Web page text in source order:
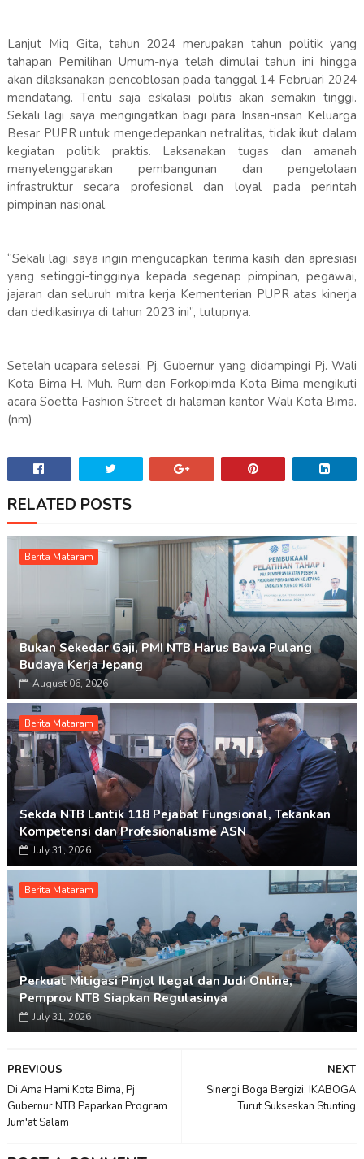
Lanjut Miq Gita, tahun 2024 merupakan tahun politik yang
tahapan Pemilihan Umum-nya telah dimulai tahun ini hingga
akan dilaksanakan pencoblosan pada tanggal 14 Februari 2024
mendatang. Tentu saja eskalasi politis akan semakin tinggi.
Sekali lagi saya mengingatkan bagi para Insan-insan Keluarga
Besar PUPR untuk mengedepankan netralitas, tidak ikut dalam
kegiatan politik praktis. Laksanakan tugas dan amanah
menyelenggarakan pembangunan dan pengelolaan
infrastruktur secara profesional dan loyal pada perintah
pimpinan nasional.
“Sekali lagi saya ingin mengucapkan terima kasih dan apresiasi
yang setinggi-tingginya kepada segenap pimpinan, pegawai,
jajaran dan seluruh mitra kerja Kementerian PUPR atas kinerja
dan dedikasinya di tahun 2023 ini”, tutupnya.
Setelah ucapara selesai, Pj. Gubernur yang didampingi Pj. Wali
Kota Bima H. Muh. Rum dan Forkopimda Kota Bima mengikuti
acara Soetta Fashion Street di halaman kantor Wali Kota Bima.
(nm)
RELATED POSTS
Berita Mataram
Bukan Sekedar Gaji, PMI NTB Harus Bawa Pulang
Budaya Kerja Jepang
August 06, 2026
Berita Mataram
Sekda NTB Lantik 118 Pejabat Fungsional, Tekankan
Kompetensi dan Profesionalisme ASN
July 31, 2026
Berita Mataram
Perkuat Mitigasi Pinjol Ilegal dan Judi Online,
Pemprov NTB Siapkan Regulasinya
July 31, 2026
NEXT
Sinergi Boga Bergizi, IKABOGA
Turut Sukseskan Stunting
PREVIOUS
Di Ama Hami Kota Bima, Pj
Gubernur NTB Paparkan Program
Jum'at Salam